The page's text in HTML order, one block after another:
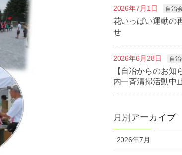
2026年7月1日 自治
花いっぱい運動の
せ
2026年6月28日 自
【自冶からのお知
内一斉清掃活動中
月別アーカイブ
2026年7月